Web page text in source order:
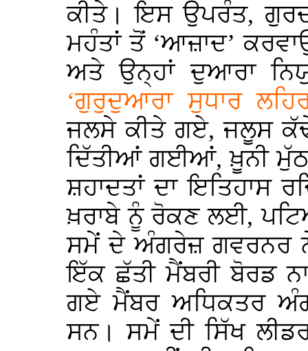
ਕੀਤੇ। ਇਸ ਉਪਰੰਤ,
ਮਹੰਤਾਂ ਤੋਂ ‘ਆਜ਼ਾਦ’
ਅਤੇ ਉਨ੍ਹਾਂ ਦੁਆਰਾ
‘ਗੁਰੁਦੁਆਰਾ ਸੁਧਾਰ
ਜਲਸੇ ਕੀਤੇ ਗਏ, ਜਲੂਸ
ਦਿੱਤੀਆਂ ਗਈਆਂ, ਖ਼ੂਨੀ
ਸ਼ਹਾਦਤਾਂ ਦਾ ਇਤਿਹਾਸ
ਖ਼ਰਾਬੇ ਨੂੰ ਰੋਕਣ ਲਈ,
ਸਮੇਂ ਦੇ ਅੰਗਰੇਜ਼ ਗਵਰਨਰ
ਇੱਕ ਛੱਤੀ ਮੈਂਬਰੀ ਬੋਰਡ
ਗਏ ਮੈਂਬਰ ਅਧਿਕਤਰ
ਸਨ। ਸਮੇਂ ਦੀ ਸਿੱਖ